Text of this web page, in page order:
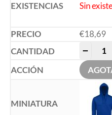
Sin
€18,69